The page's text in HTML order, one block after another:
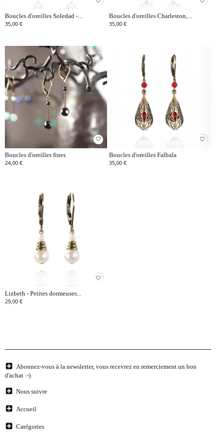
Boucles d'oreilles Soledad -...
35,00 €
Boucles d'oreilles Charleston,...
35,00 €
favorite_border
Boucles d'oreilles fines
24,00 €
favorite_border
Boucles d'oreilles Falbala
35,00 €
favorite_border
Lizbeth - Petites dormeuses...
29,00 €
Abonnez-vous à la newsletter, vous recevrez en remerciement un bon
d'achat :-)
Nous suivre
Accueil
Catégories